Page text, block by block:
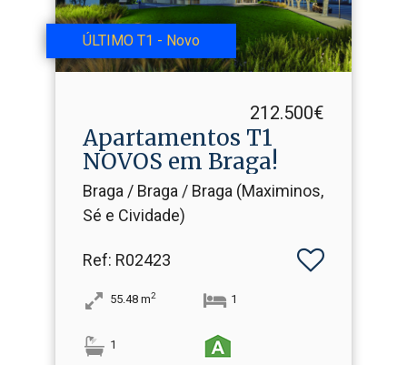
ÚLTIMO T1 - Novo
212.500€
Apartamentos T1
NOVOS em Braga!
Braga / Braga / Braga (Maximinos,
Sé e Cividade)
Ref: R02423
55.48 m2 1
1